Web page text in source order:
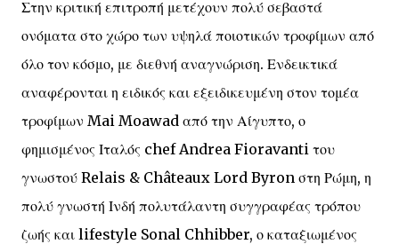
Στην κριτική επιτροπή μετέχουν πολύ σεβαστά
ονόματα στο χώρο των υψηλά ποιοτικών τροφίμων από
όλο τον κόσμο, με διεθνή αναγνώριση. Ενδεικτικά
αναφέρονται η ειδικός και εξειδικευμένη στον τομέα
τροφίμων Mai Moawad από την Αίγυπτο, ο
φημισμένος Ιταλός chef Andrea Fioravanti του
γνωστού Relais & Châteaux Lord Byron στη Ρώμη, η
πολύ γνωστή Ινδή πολυτάλαντη συγγραφέας τρόπου
ζωής και lifestyle Sonal Chhibber, ο καταξιωμένος